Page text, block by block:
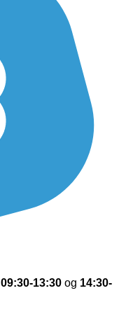
09:30-13:30 og 14:30-